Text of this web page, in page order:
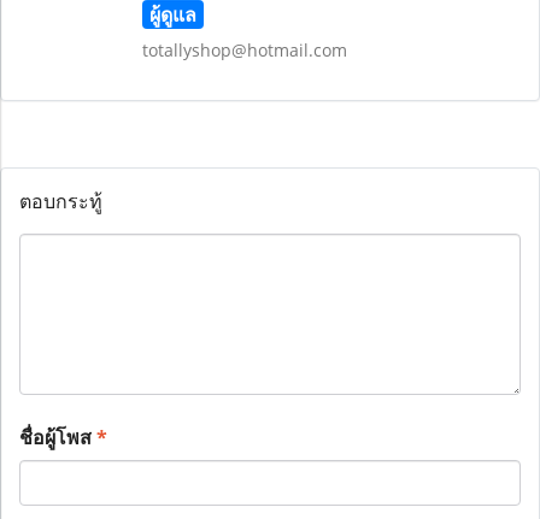
ผู้ดูแล
totallyshop@hotmail.com
ตอบกระทู้
ชื่อผู้โพส*